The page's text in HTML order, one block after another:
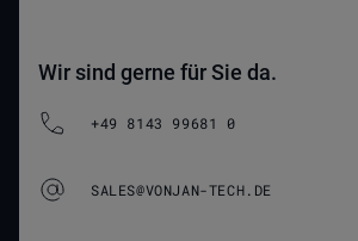
Wir sind gerne für Sie da.
+49 8143 99681 0
SALES@VONJAN-TECH.DE